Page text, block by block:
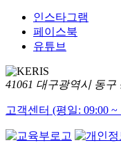
인스타그램
페이스북
유튜브
41061 대구광역시 동구
고객센터 (평일: 09:00 ~